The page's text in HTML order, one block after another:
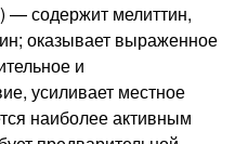
— содержит мелиттин,
оказывает выраженное
и
усиливает местное
наиболее активным